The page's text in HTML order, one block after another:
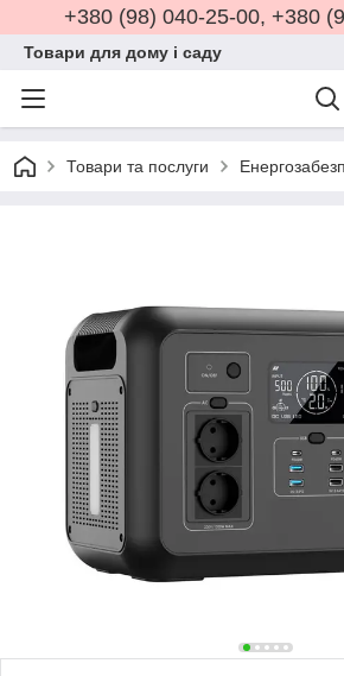
+380 (98) 040-25-00, +380
Товари для дому і саду
Товари та послуги